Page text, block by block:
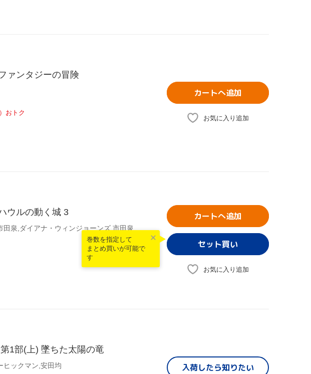
ァンタジーの冒険
おトク
カートへ追加
お気に入り追加
ウルの動く城 3
泉,ダイアナ・ウィンジョーンズ,市田泉,
カートへ追加
巻数を指定して
まとめ買いが可能で
す
お気に入り追加
1部(上) 墜ちた太陽の竜
ヒックマン,安田均 入荷したら知りたい